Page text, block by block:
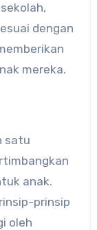
dengan
mereka.
satu
anak.
prinsip
oleh